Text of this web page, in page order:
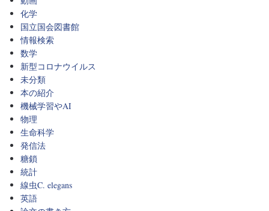
化学
国立国会図書館
情報検索
数学
新型コロナウイルス
未分類
本の紹介
機械学習やAI
物理
生命科学
発信法
糖鎖
統計
線虫C. elegans
英語